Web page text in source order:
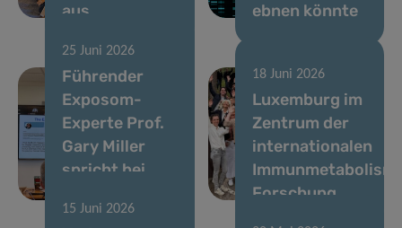
aus
ebnen könnte
25 Juni 2026
Führender
Exposom-
Experte Prof.
Gary Miller
spricht bei
18 Juni 2026
Luxemburg im
Zentrum der
internationalen
Forschung
15 Juni 2026